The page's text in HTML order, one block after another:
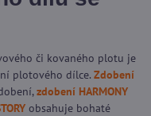
či kovaného plotu je
plotového dílce. Zdobení
zdobení HARMONY
obsahuje bohaté